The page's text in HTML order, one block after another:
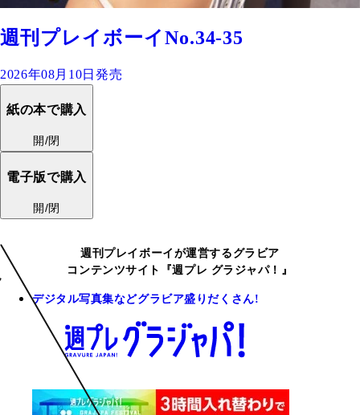
週刊プレイボーイNo.34-35
2026年08月10日発売
紙の本で購入
開/閉
電子版で購入
開/閉
週刊プレイボーイが運営するグラビア
コンテンツサイト『週プレ グラジャパ！』
デジタル写真集などグラビア盛りだくさん!